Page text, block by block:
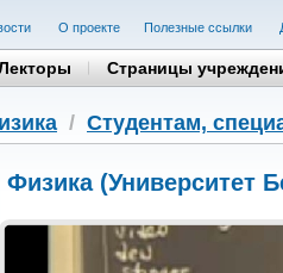
О проекте Полезные cсылки
Страницы
/ Студентам,
Физика (Университет